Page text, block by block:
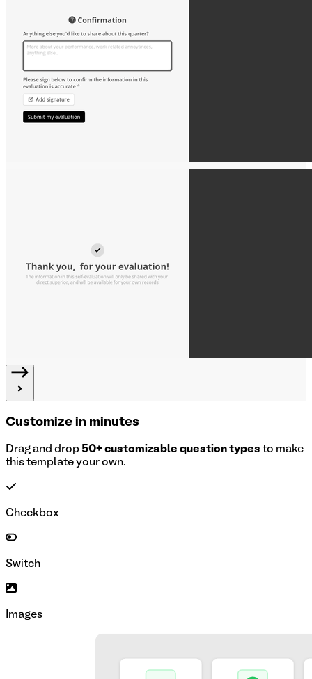
Customize in minutes
Drag and drop 50+ customizable question types to make
this template your own.
Checkbox
Switch
Images